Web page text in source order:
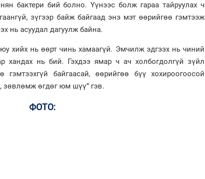
бактери бий болно. Үүнээс болж гараа тайруулах ч
зүгээр байж байгаад энэ мэт өөрийгөө гэмтээж
нь асуудал дагуулж байна.
хийх нь өөрт чинь хамаагүй. Эмчилж эдгээх нь чиний
хандах нь бий. Гэхдээ ямар ч ач холбогдолгүй зүйл
байгаасай, өөрийгөө бүү хохироогоосой
зөвлөмж өгдөг юм шүү” гэв.
ФОТО: